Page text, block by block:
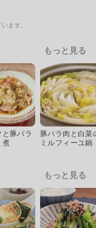
ます。
もっと見る
豚バラ
煮
豚バラ肉と白菜
ミルフィーユ鍋
もっと見る